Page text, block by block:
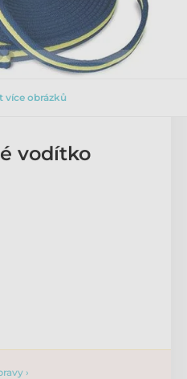
více obrázků
vodítko
›